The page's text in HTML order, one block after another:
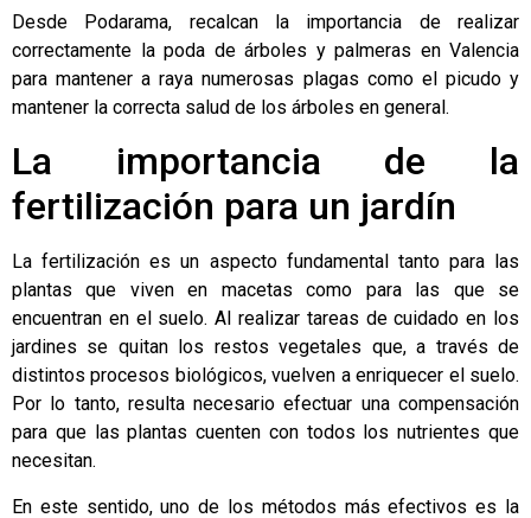
Desde Podarama, recalcan la importancia de realizar
correctamente la poda de árboles y palmeras en Valencia
para mantener a raya numerosas plagas como el picudo y
mantener la correcta salud de los árboles en general.
La importancia de la
fertilización para un jardín
La fertilización es un aspecto fundamental tanto para las
plantas que viven en macetas como para las que se
encuentran en el suelo. Al realizar tareas de cuidado en los
jardines se quitan los restos vegetales que, a través de
distintos procesos biológicos, vuelven a enriquecer el suelo.
Por lo tanto, resulta necesario efectuar una compensación
para que las plantas cuenten con todos los nutrientes que
necesitan.
En este sentido, uno de los métodos más efectivos es la